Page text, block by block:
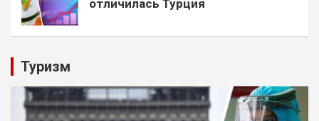
отличилась Турция
Туризм